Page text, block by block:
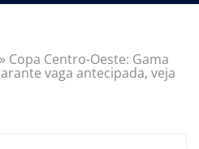
» Copa Centro-Oeste: Gama
vaga antecipada, veja